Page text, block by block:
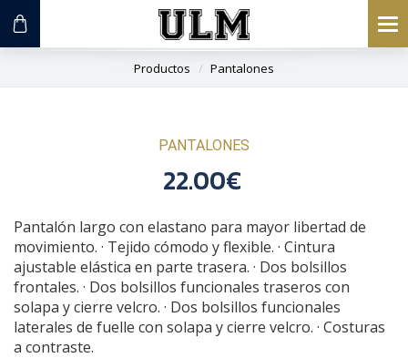
Productos Pantalones
PANTALONES
22.00€
Pantalón largo con elastano para mayor libertad de
movimiento. · Tejido cómodo y flexible. · Cintura
ajustable elástica en parte trasera. · Dos bolsillos
frontales. · Dos bolsillos funcionales traseros con
solapa y cierre velcro. · Dos bolsillos funcionales
laterales de fuelle con solapa y cierre velcro. · Costuras
a contraste.